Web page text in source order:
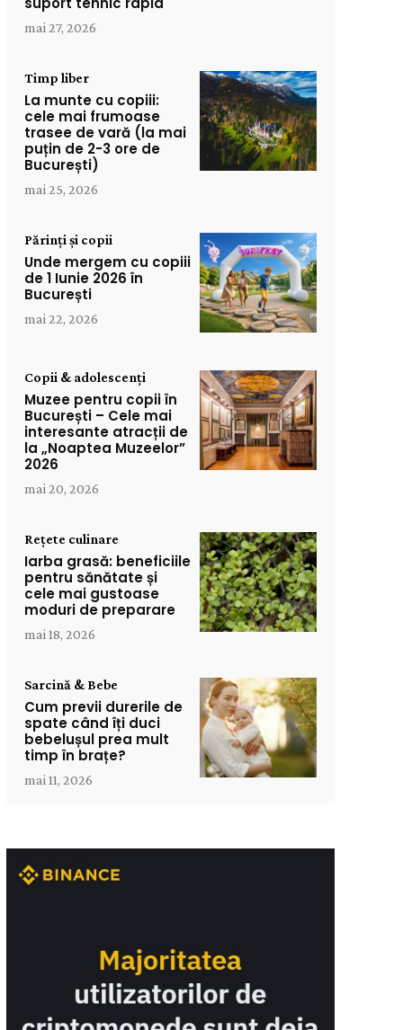
mai 27, 2026
Timp liber
La munte cu copiii:
cele mai frumoase
trasee de vară (la mai
puțin de 2-3 ore de
București)
mai 25, 2026
Părinți și copii
Unde mergem cu copiii
de 1 Iunie 2026 în
București
mai 22, 2026
Copii & adolescenți
Muzee pentru copii în
București – Cele mai
interesante atracții de
la „Noaptea Muzeelor”
2026
mai 20, 2026
Rețete culinare
Iarba grasă: beneficiile
pentru sănătate și
cele mai gustoase
moduri de preparare
mai 18, 2026
Sarcină & Bebe
Cum previi durerile de
spate când îți duci
bebelușul prea mult
timp în brațe?
mai 11, 2026